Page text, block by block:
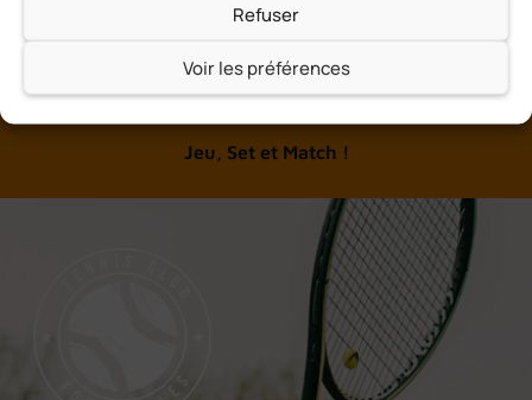
Refuser
Voir les préférences
Jeu, Set et Match !
A chacun son tennis